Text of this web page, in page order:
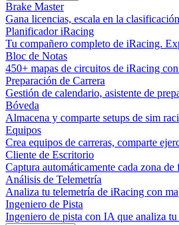
Brake Master
Gana licencias, escala en la
Planificador iRacing
Tu compañero completo de iRacing.
Bloc de Notas
450+ mapas de circuitos de iRacing
Preparación de Carrera
Gestión de calendario, asistente de
Bóveda
Almacena y comparte setups de sim
Equipos
Crea equipos de carreras, comparte
Cliente de Escritorio
Captura automáticamente cada zona
Análisis de Telemetría
Analiza tu telemetría de iRacing con
Ingeniero de Pista
Ingeniero de pista con IA que analiza